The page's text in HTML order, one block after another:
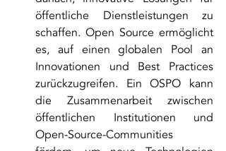
öffentliche Dienstleistungen zu
schaffen. Open Source ermöglicht
es, auf einen globalen Pool an
Innovationen und Best Practices
zurückzugreifen. Ein OSPO kann
die Zusammenarbeit zwischen
öffentlichen Institutionen und
Open-Source-Communities